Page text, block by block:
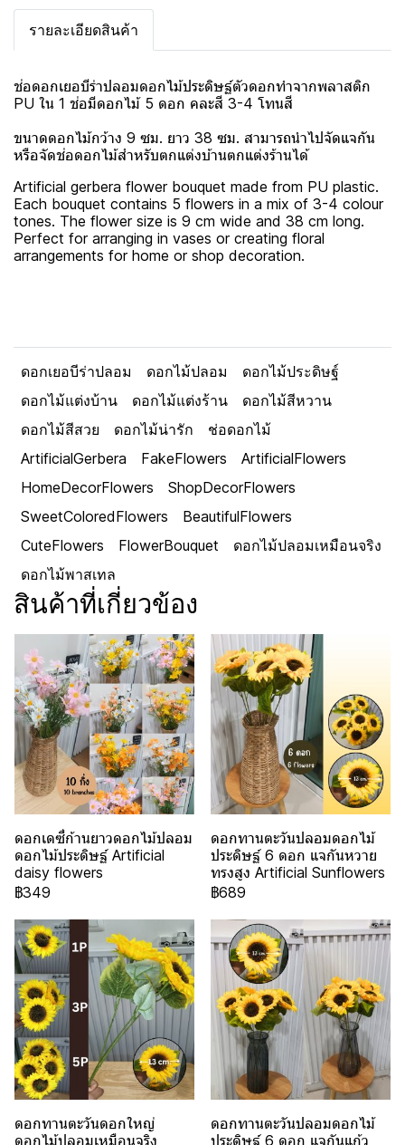
รายละเอียดสินค้า
ช่อดอกเยอบีร่าปลอมดอกไม้ประดิษฐ์ตัวดอกทำจากพลาสติก
PU ใน 1 ช่อมีดอกไม้ 5 ดอก คละสี 3-4 โทนสี
ขนาดดอกไม้กว้าง 9 ซม. ยาว 38 ซม. สามารถนำไปจัดแจกัน
หรือจัดช่อดอกไม้สำหรับตกแต่งบ้านตกแต่งร้านได้
Artificial gerbera flower bouquet made from PU plastic.
Each bouquet contains 5 flowers in a mix of 3-4 colour
tones. The flower size is 9 cm wide and 38 cm long.
Perfect for arranging in vases or creating floral
arrangements for home or shop decoration.
ดอกเยอบีร่าปลอม ดอกไม้ปลอม
ดอกไม้ประดิษฐ์
ดอกไม้แต่งบ้าน
ดอกไม้แต่งร้าน
ดอกไม้สีหวาน
ดอกไม้สีสวย
ดอกไม้น่ารัก
ช่อดอกไม้
ArtificialGerbera
FakeFlowers
ArtificialFlowers
HomeDecorFlowers
ShopDecorFlowers
SweetColoredFlowers
BeautifulFlowers
CuteFlowers
FlowerBouquet
ดอกไม้ปลอมเหมือนจริง
ดอกไม้พาสเทล
สินค้าที่เกี่ยวข้อง
ดอกเดซี่ก้านยาวดอกไม้ปลอม
ดอกไม้ประดิษฐ์ Artificial
daisy flowers
฿349
ดอกทานตะวันปลอมดอกไม้
ประดิษฐ์ 6 ดอก แจกันหวาย
ทรงสูง Artificial Sunflowers
฿689
ดอกทานตะวันดอกใหญ่
ดอกไม้ปลอมเหมือนจริง
ดอกทานตะวันปลอมดอกไม้
ประดิษฐ์ 6 ดอก แจกันแก้ว